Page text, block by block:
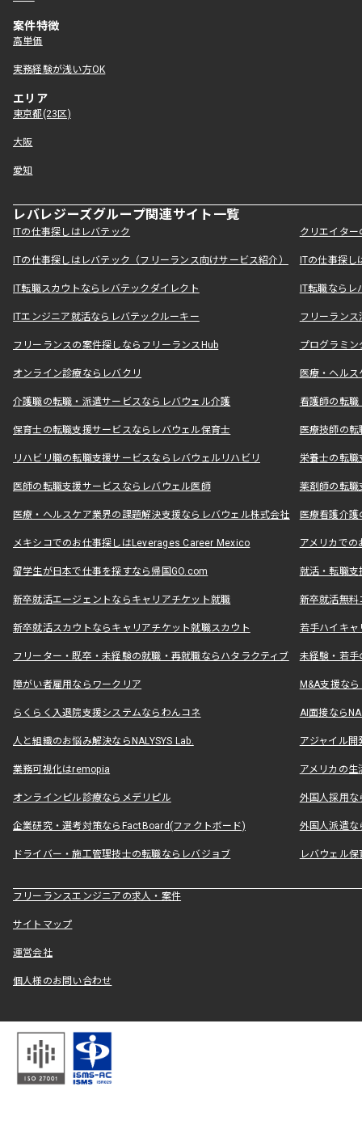
案件特徴
高単価
実務経験が浅い方OK
エリア
東京都(23区)
大阪
愛知
レバレジーズグループ関連サイト一覧
ITの仕事探しはレバテック クリエイタ
ITの仕事探しはレバテック（フリーランス向けサービス紹介） ITの仕事探
IT転職スカウトならレバテックダイレクト IT転職なら
ITエンジニア就活ならレバテックルーキー フリーラン
フリーランスの案件探しならフリーランスHub プログラミ
オンライン診療ならレバクリ 医療・ヘル
介護職の転職・派遣サービスならレバウェル介護 看護師の転
保育士の転職支援サービスならレバウェル保育士 医療技師の
リハビリ職の転職支援サービスならレバウェルリハビリ 栄養士の転
医師の転職支援サービスならレバウェル医師 薬剤師の転
医療・ヘルスケア業界の課題解決支援ならレバウェル株式会社 医療看護介
メキシコでのお仕事探しはLeverages Career Mexico アメリカで
留学生が日本で仕事を探すなら帰国GO.com 就活・転職
新卒就活エージェントならキャリアチケット就職 新卒就活無料
新卒就活スカウトならキャリアチケット就職スカウト 若手ハイキ
フリーター・既卒・未経験の就職・再就職ならハタラクティブ 未経験・若手
障がい者雇用ならワークリア M&A支援な
らくらく入退院支援システムならわんコネ AI面接なら
人と組織のお悩み解決ならNALYSYS Lab. アジャイル
業務可視化はremopia アメリカの
オンラインピル診療ならメデリピル 外国人採用
企業研究・選考対策ならFactBoard(ファクトボード) 外国人派遣な
ドライバー・施工管理技士の転職ならレバジョブ レバウェル
フリーランスエンジニアの求人・案件
サイトマップ
運営会社
個人様のお問い合わせ